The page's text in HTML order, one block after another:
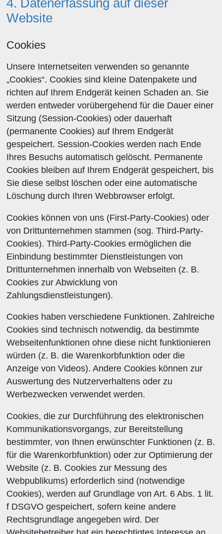
4. Datenerfassung auf dieser
Website
Cookies
Unsere Internetseiten verwenden so genannte
„Cookies“. Cookies sind kleine Datenpakete und
richten auf Ihrem Endgerät keinen Schaden an. Sie
werden entweder vorübergehend für die Dauer einer
Sitzung (Session-Cookies) oder dauerhaft
(permanente Cookies) auf Ihrem Endgerät
gespeichert. Session-Cookies werden nach Ende
Ihres Besuchs automatisch gelöscht. Permanente
Cookies bleiben auf Ihrem Endgerät gespeichert, bis
Sie diese selbst löschen oder eine automatische
Löschung durch Ihren Webbrowser erfolgt.
Cookies können von uns (First-Party-Cookies) oder
von Drittunternehmen stammen (sog. Third-Party-
Cookies). Third-Party-Cookies ermöglichen die
Einbindung bestimmter Dienstleistungen von
Drittunternehmen innerhalb von Webseiten (z. B.
Cookies zur Abwicklung von
Zahlungsdienstleistungen).
Cookies haben verschiedene Funktionen. Zahlreiche
Cookies sind technisch notwendig, da bestimmte
Webseitenfunktionen ohne diese nicht funktionieren
würden (z. B. die Warenkorbfunktion oder die
Anzeige von Videos). Andere Cookies können zur
Auswertung des Nutzerverhaltens oder zu
Werbezwecken verwendet werden.
Cookies, die zur Durchführung des elektronischen
Kommunikationsvorgangs, zur Bereitstellung
bestimmter, von Ihnen erwünschter Funktionen (z. B.
für die Warenkorbfunktion) oder zur Optimierung der
Website (z. B. Cookies zur Messung des
Webpublikums) erforderlich sind (notwendige
Cookies), werden auf Grundlage von Art. 6 Abs. 1 lit.
f DSGVO gespeichert, sofern keine andere
Rechtsgrundlage angegeben wird. Der